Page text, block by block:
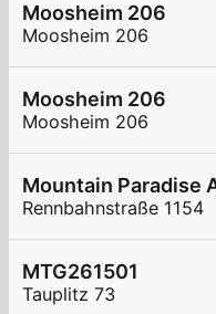
Moosheim 206
Moosheim 206
Moosheim 206
Moosheim 206
Mountain Paradise
Rennbahnstraße 1154
MTG261501
Tauplitz 73